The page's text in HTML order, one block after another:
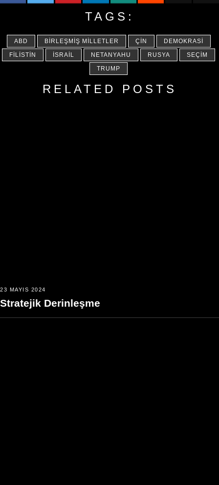
TAGS:
ABD BIRLEŞMIŞ MILLETLER ÇIN
DEMOKRASI
FILISTIN
İSRAIL NETANYAHU RUSYA
SEÇIM
TRUMP
RELATED POSTS
23 MAYIS 2024
Stratejik Derinleşme